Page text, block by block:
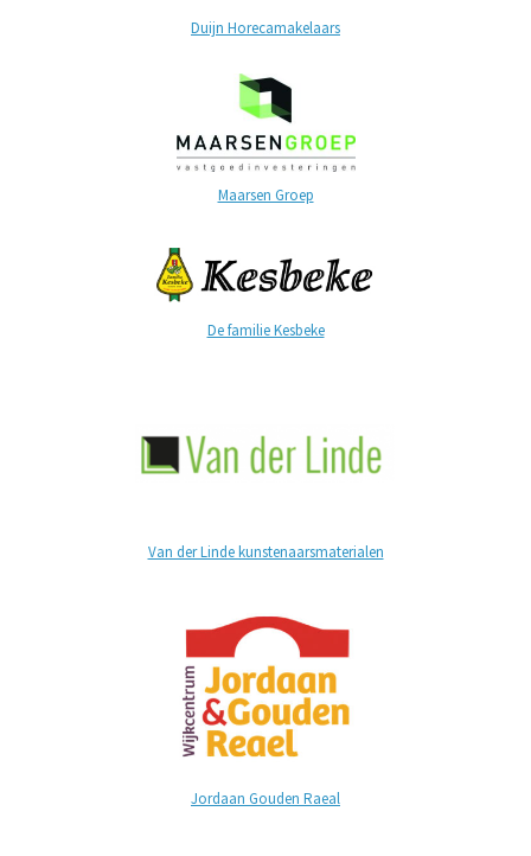
Duijn Horecamakelaars
Maarsen Groep
De familie Kesbeke
Van der Linde kunstenaarsmaterialen
Jordaan Gouden Raeal